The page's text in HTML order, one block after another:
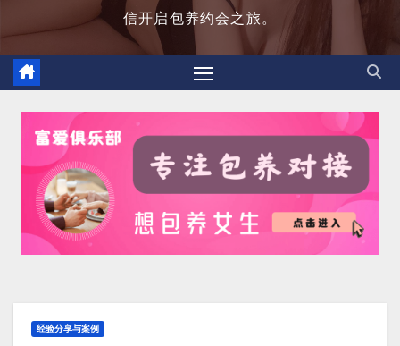
信开启包养约会之旅。
经验分享与案例